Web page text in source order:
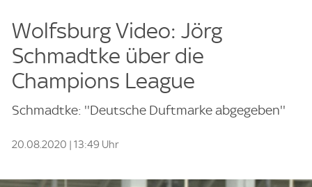
Wolfsburg Video: Jörg
Schmadtke über die
Champions League
Schmadtke: ''Deutsche Duftmarke abgegeben''
20.08.2020 | 13:49 Uhr